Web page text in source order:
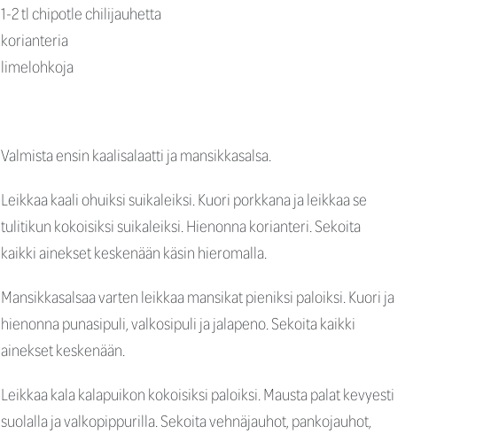
1-2 tl chipotle chilijauhetta
korianteria
limelohkoja
Valmista ensin kaalisalaatti ja mansikkasalsa.
Leikkaa kaali ohuiksi suikaleiksi. Kuori porkkana ja leikkaa se
tulitikun kokoisiksi suikaleiksi. Hienonna korianteri. Sekoita
kaikki ainekset keskenään käsin hieromalla.
Mansikkasalsaa varten leikkaa mansikat pieniksi paloiksi. Kuori ja
hienonna punasipuli, valkosipuli ja jalapeno. Sekoita kaikki
ainekset keskenään.
Leikkaa kala kalapuikon kokoisiksi paloiksi. Mausta palat kevyesti
suolalla ja valkopippurilla. Sekoita vehnäjauhot, pankojauhot,